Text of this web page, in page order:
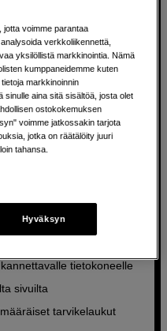
jossa on lisävarusteita
tietokoneelle
sivuilta
tarvikelaukut
jotta voimme parantaa
verkkoliikennettä,
yksilöllistä markkinointia. Nämä
kumppaneidemme kuten
markkinoinnin
sinulle aina sitä sisältöä, josta olet
ostokokemuksen
voimme jatkossakin tarjota
jotka on räätälöity juuri
tahansa.
Hyväksyn